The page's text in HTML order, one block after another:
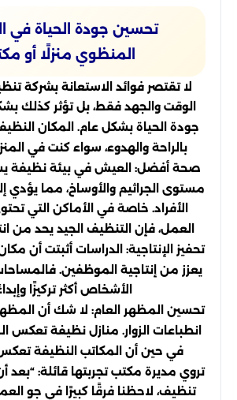
تحسين جودة الحياة في
المنظوي منزلًا أو
لا تقتصر فوائد الاستعانة بشركة
الوقت والجهد فقط، بل تؤثر كذلك
جودة الحياة بشكل عام. المكان
بالراحة والهدوء، سواء كنت في
صحة أفضل: العيش في بيئة نظيفة
مستوى الجراثيم والأوساخ، مما
الأفراد. خاصة في الأماكن التي
العمل، فإن التنظيف الجيد يحد من
تحفيز الإنتاجية: الدراسات أثبتت أن
يعزز من إنتاجية الموظفين.
الأشخاص أكثر تركيزًا
تحسين المظهر العام: لا شك أن
انطباعات الزوار. منازل نظيفة تعكس
في حين أن المكاتب النظيفة تعكس
تروي مديرة مكتب تجربتها قائلة: “بعد
تنظيف، لاحظنا فرقًا كبيرًا في جو